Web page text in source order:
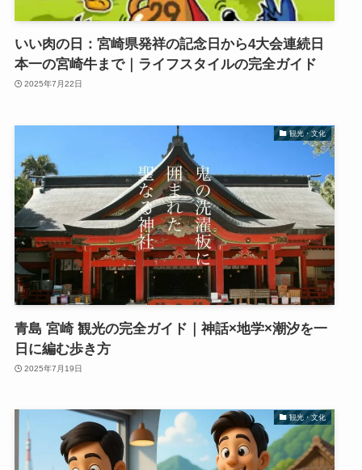
いい肉の日：宮崎県発祥の記念日から4大会連続日
本一の宮崎牛まで｜ライフスタイルの完全ガイド
2025年7月22日
観光・文化
青島 宮崎 観光の完全ガイド｜神話×地学×潮汐を一
日に編む歩き方
2025年7月19日
観光・文化